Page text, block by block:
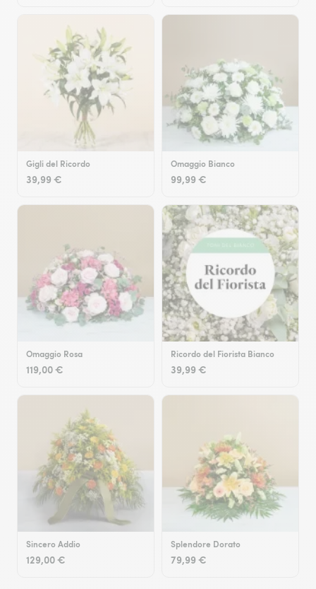
Gigli del Ricordo
39,99 €
Omaggio Bianco
99,99 €
Omaggio Rosa
119,00 €
Ricordo del Fiorista Bianco
39,99 €
Sincero Addio
129,00 €
Splendore Dorato
79,99 €